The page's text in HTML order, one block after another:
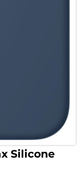
Silicone